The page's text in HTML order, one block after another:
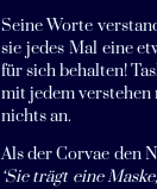
Seine Worte
sie jedes Mal eine
für sich behalten!
mit jedem verstehen
nichts an.
Als der Corvae den
‘Sie trägt eine